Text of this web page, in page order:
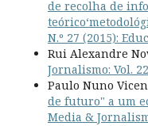
de recolha de
N.º 27 (2015):
Rui Alexandre
Jornalismo: Vol.
Paulo Nuno
de futuro" a um
Media &